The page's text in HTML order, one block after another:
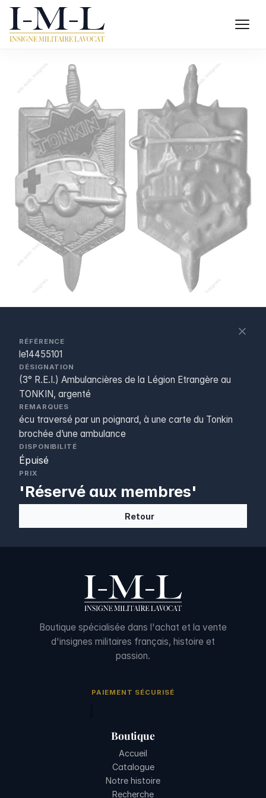
RÉFÉRENCE
le14455101
DÉSIGNATION
(3° R.E.I.) Ambulancières de la Légion Etrangère au
TONKIN, argenté
REMARQUES
écu traversé par un poignard, à une carte du Tonkin
brochée d’une ambulance
DISPONIBILITÉ
Épuisé
PRIX
'Réservé aux membres'
Retour
Boutique spécialisée dans l'achat et la vente
d'insignes militaires français, histoire et
passion.
PAIEMENT SÉCURISÉ
Boutique
Accueil
Catalogue
Notre histoire
Recherche